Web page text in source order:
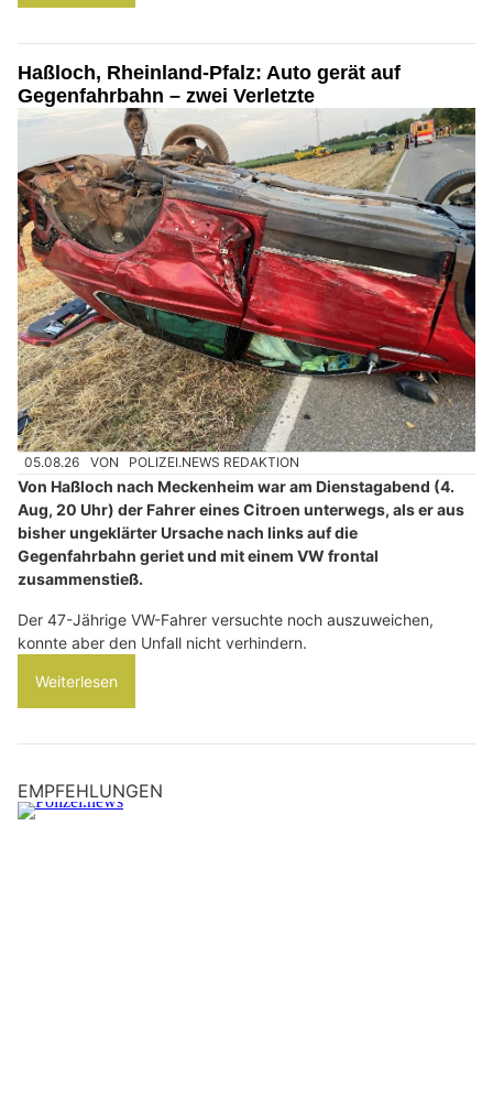
Haßloch, Rheinland-Pfalz: Auto gerät auf
Gegenfahrbahn – zwei Verletzte
05.08.26 VON POLIZEI.NEWS REDAKTION
Von Haßloch nach Meckenheim war am Dienstagabend (4.
Aug, 20 Uhr) der Fahrer eines Citroen unterwegs, als er aus
bisher ungeklärter Ursache nach links auf die
Gegenfahrbahn geriet und mit einem VW frontal
zusammenstieß.
Der 47-Jährige VW-Fahrer versuchte noch auszuweichen,
konnte aber den Unfall nicht verhindern.
Weiterlesen
EMPFEHLUNGEN